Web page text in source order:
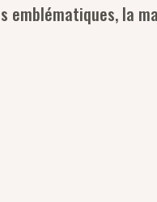
emblématiques, la